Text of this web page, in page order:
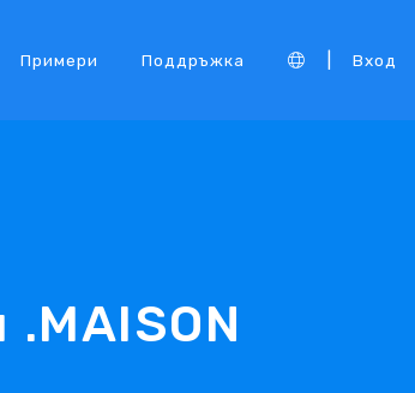
Примери Поддръжка Вход